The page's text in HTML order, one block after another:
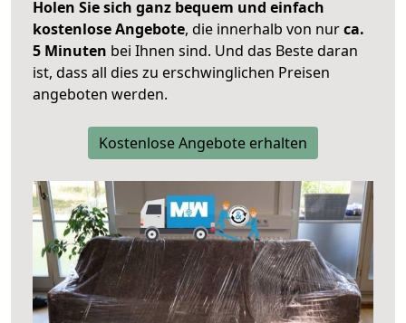
Holen Sie sich ganz bequem und einfach
kostenlose Angebote, die innerhalb von nurca.
5 Minuten bei Ihnen sind. Und das Beste daran
ist, dass all dies zu erschwinglichen Preisen
angeboten werden.
Kostenlose Angebote erhalten